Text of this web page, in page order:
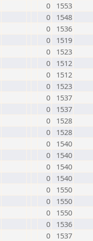
0
1553
0
1548
0
1536
0
1519
0
1523
0
1512
0
1512
0
1523
0
1537
0
1537
0
1528
0
1528
0
1540
0
1540
0
1540
0
1540
0
1550
0
1550
0
1550
0
1536
0
1537